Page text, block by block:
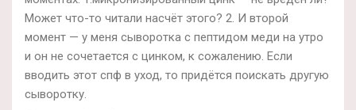
Может что-то читали насчёт этого? 2. И второй
момент — у меня сыворотка с пептидом меди на утро
и он не сочетается с цинком, к сожалению. Если
вводить этот спф в уход, то придётся поискать другую
сыворотку.